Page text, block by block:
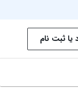
یا ثبت نام